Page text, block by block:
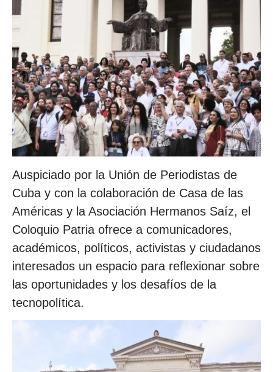
Auspiciado por la Unión de Periodistas de
Cuba y con la colaboración de Casa de las
Américas y la Asociación Hermanos Saíz, el
Coloquio Patria ofrece a comunicadores,
académicos, políticos, activistas y ciudadanos
interesados un espacio para reflexionar sobre
las oportunidades y los desafíos de la
tecnopolítica.